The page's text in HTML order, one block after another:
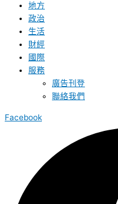
地方
政治
生活
財經
國際
服務
廣告刊登
聯絡我們
Facebook